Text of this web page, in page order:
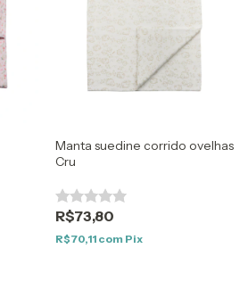
Manta suedine corrido ovelhas
Cru
R$73,80
R$70,11 com Pix